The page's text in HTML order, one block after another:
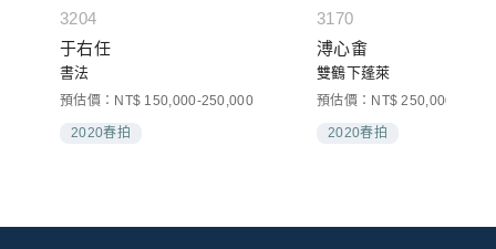
3204
于右任
書法
預估價：NT$ 150,000-250,000
2020春拍
3170
溥心畬
雙鶴下蓬萊
預估價：NT$ 250,000-
2020春拍